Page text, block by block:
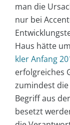
man die
nur bei
Haus hätte
kler Anfang
erfolgreiches
zumindest
Begriff aus
besetzt